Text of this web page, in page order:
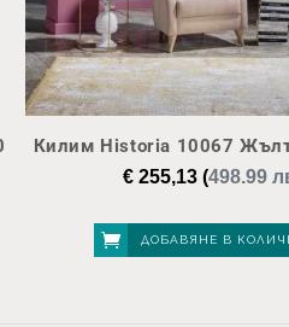
Килим Historia 10067
€255,13(498.99
ДОБАВЯНЕ В